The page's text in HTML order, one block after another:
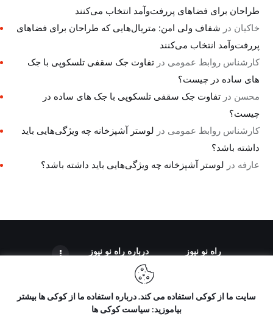
طراحان برای فضاهای پررفت‌وآمد انتخاب می‌کنند
خاکیان در شفاف ولی امن: متریال‌هایی که طراحان برای فضاهای
پررفت‌وآمد انتخاب می‌کنند
کارشناس روابط عمومی درتفاوت جک سقفی تلسکوپی با جک
های ساده در چیست؟
محسن درتفاوت جک سقفی تلسکوپی با جک های ساده در
چیست؟
کارشناس روابط عمومی در لوستر آشپزخانه چه ویژگی‌هایی باید
داشته باشد؟
عارفه در لوستر آشپزخانه چه ویژگی‌هایی باید داشته باشد؟
راه نو نیوز درباره راه‌ نو نیوز
سایت ما از کوکی استفاده می کند. درباره استفاده ما از کوکی ها بیشتر
بیاموزید: سیاست کوکی ها